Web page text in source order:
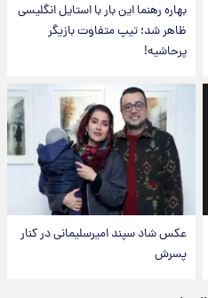
بهاره رهنما این بار با استایل انگلیسی
ظاهر شد؛ تیپ متفاوت بازیگر
پرحاشیه!
عکس شاد سپند امیرسلیمانی در کنار
پسرش